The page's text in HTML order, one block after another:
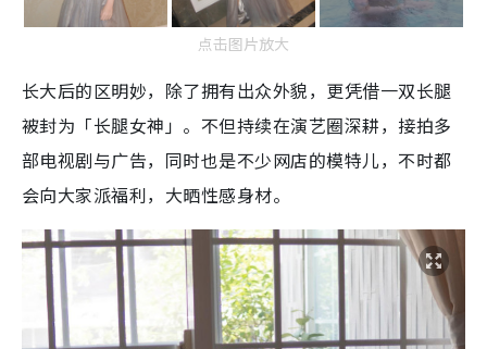
点击图片放大
长大后的区明妙，除了拥有出众外貌，更凭借一双长腿
被封为「长腿女神」。不但持续在演艺圈深耕，接拍多
部电视剧与广告，同时也是不少网店的模特儿，不时都
会向大家派福利，大晒性感身材。